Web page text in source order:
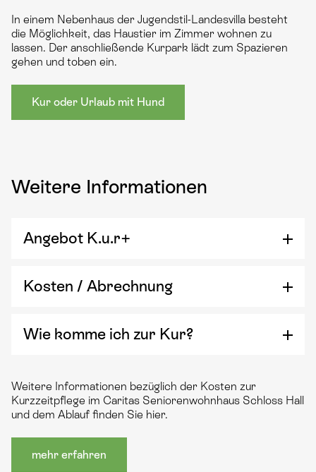
In einem Nebenhaus der Jugendstil-Landesvilla besteht
die Möglichkeit, das Haustier im Zimmer wohnen zu
lassen. Der anschließende Kurpark lädt zum Spazieren
gehen und toben ein.
Kur oder Urlaub mit Hund
Weitere Informationen
Angebot K.u.r+
Kosten / Abrechnung
Wie komme ich zur Kur?
Weitere Informationen bezüglich der Kosten zur
Kurzzeitpflege im Caritas Seniorenwohnhaus Schloss Hall
und dem Ablauf finden Sie hier.
mehr erfahren